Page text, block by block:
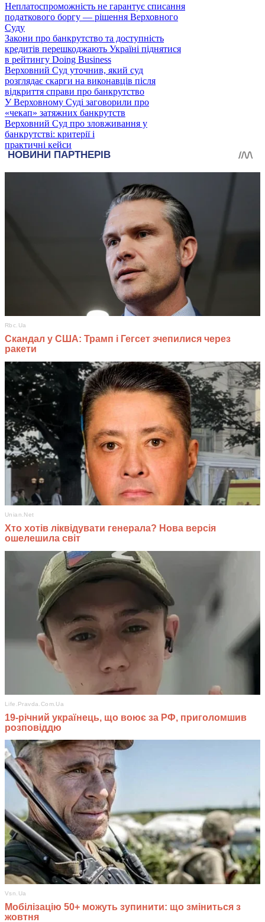
Неплатоспроможність не гарантує списання
податкового боргу — рішення Верховного
Суду
Закони про банкрутство та доступність
кредитів перешкоджають Україні піднятися
в рейтингу Doing Business
Верховний Суд уточнив, який суд
розглядає скарги на виконавців після
відкриття справи про банкрутство
У Верховному Суді заговорили про
«чекап» затяжних банкрутств
Верховний Суд про зловживання у
банкрутстві: критерії і
практичні кейси